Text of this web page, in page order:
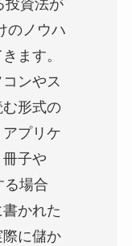
投資法が
のノウハ
ます。
ンやス
形式の
プリケ
子や
る場合
かれた
に儲か